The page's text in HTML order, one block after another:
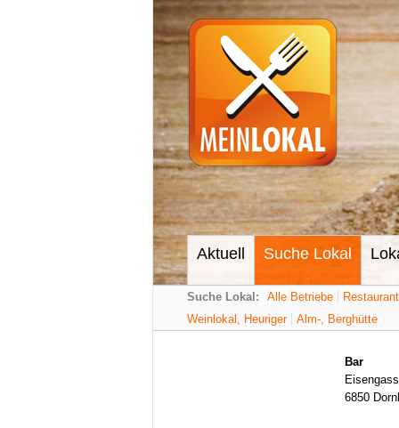
Aktuell Suche Lokal
Suche Lokal: Alle Betriebe
Weinlokal, Heuriger
Alm-, Berghütte
Bar
6850